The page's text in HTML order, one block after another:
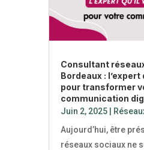
Consultant
Bordeaux : l’expert
pour transformer
communication
Juin 2, 2025|
Aujourd’hui, être
réseaux sociaux ne